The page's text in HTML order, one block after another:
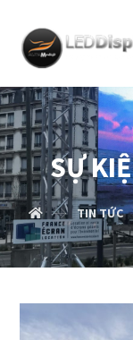
SỰ
TIN TỨC